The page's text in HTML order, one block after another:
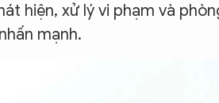
hiện, xử lý vi phạm và
mạnh.